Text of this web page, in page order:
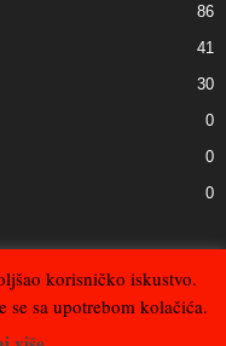
86
41
30
0
0
0
podataka
Impresum
korisničko iskustvo.
se sa upotrebom kolačića.